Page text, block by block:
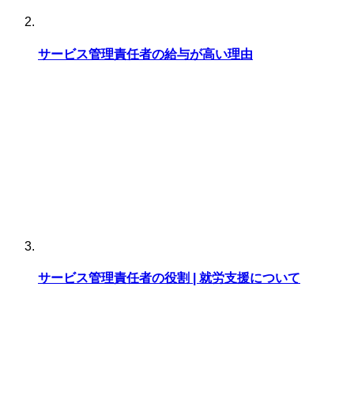
サービス管理責任者の給与が高い理由
サービス管理責任者の役割 | 就労支援について